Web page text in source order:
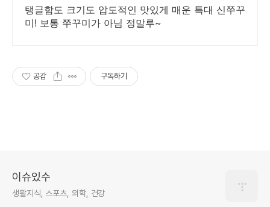
신쭈꾸미!
탱글함도 크기도 압도적인 맛있게 매운 특대 신쭈꾸
미! 보통 쭈꾸미가 아님 정말루~
공감 구독하기
이슈있수
생활지식, 스포츠, 의학, 건강